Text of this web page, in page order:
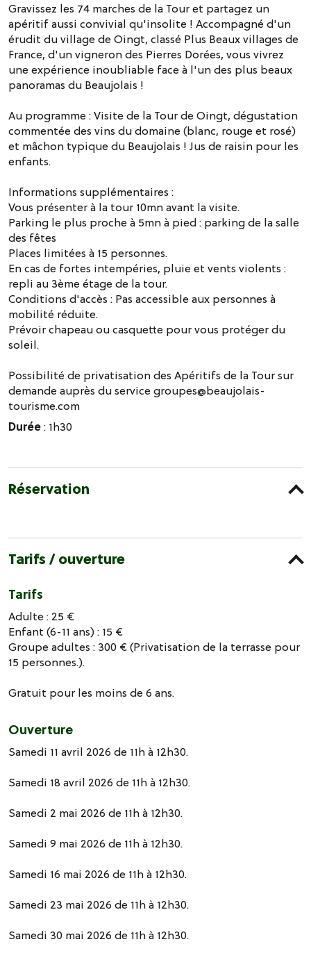
Gravissez les 74 marches de la Tour et partagez un
apéritif aussi convivial qu'insolite ! Accompagné d'un
érudit du village de Oingt, classé Plus Beaux villages de
France, d'un vigneron des Pierres Dorées, vous vivrez
une expérience inoubliable face à l'un des plus beaux
panoramas du Beaujolais !
Au programme : Visite de la Tour de Oingt, dégustation
commentée des vins du domaine (blanc, rouge et rosé)
et mâchon typique du Beaujolais ! Jus de raisin pour les
enfants.
Informations supplémentaires :
Vous présenter à la tour 10mn avant la visite.
Parking le plus proche à 5mn à pied : parking de la salle
des fêtes
Places limitées à 15 personnes.
En cas de fortes intempéries, pluie et vents violents :
repli au 3ème étage de la tour.
Conditions d'accès : Pas accessible aux personnes à
mobilité réduite.
Prévoir chapeau ou casquette pour vous protéger du
soleil.
Possibilité de privatisation des Apéritifs de la Tour sur
demande auprès du service groupes@beaujolais-
tourisme.com
Durée: 1h30
Réservation
Tarifs / ouverture
Tarifs
Adulte : 25 €
Enfant (6-11 ans) : 15 €
Groupe adultes : 300 € (Privatisation de la terrasse pour
15 personnes.).
Gratuit pour les moins de 6 ans.
Ouverture
Samedi 11 avril 2026 de 11h à 12h30.
Samedi 18 avril 2026 de 11h à 12h30.
Samedi 2 mai 2026 de 11h à 12h30.
Samedi 9 mai 2026 de 11h à 12h30.
Samedi 16 mai 2026 de 11h à 12h30.
Samedi 23 mai 2026 de 11h à 12h30.
Samedi 30 mai 2026 de 11h à 12h30.